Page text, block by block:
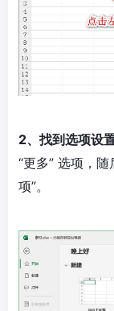
2、找到选项设
“更多” 选项，
项”。